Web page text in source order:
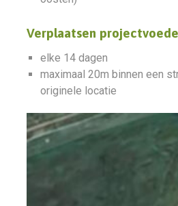
Verplaatsen
elke 14 dagen
maximaal 20m binnen een
originele locatie